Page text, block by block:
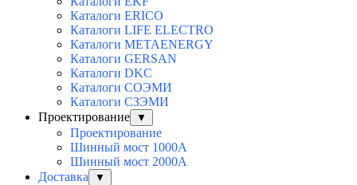
Каталоги ERICO
Каталоги LIFE ELECTRO
Каталоги METAENERGY
Каталоги GERSAN
Каталоги DKC
Каталоги СОЭМИ
Каталоги СЗЭМИ
Проектирование
▼
Проектирование
Шинный мост 1000А
Шинный мост 2000А
Доставка
▼